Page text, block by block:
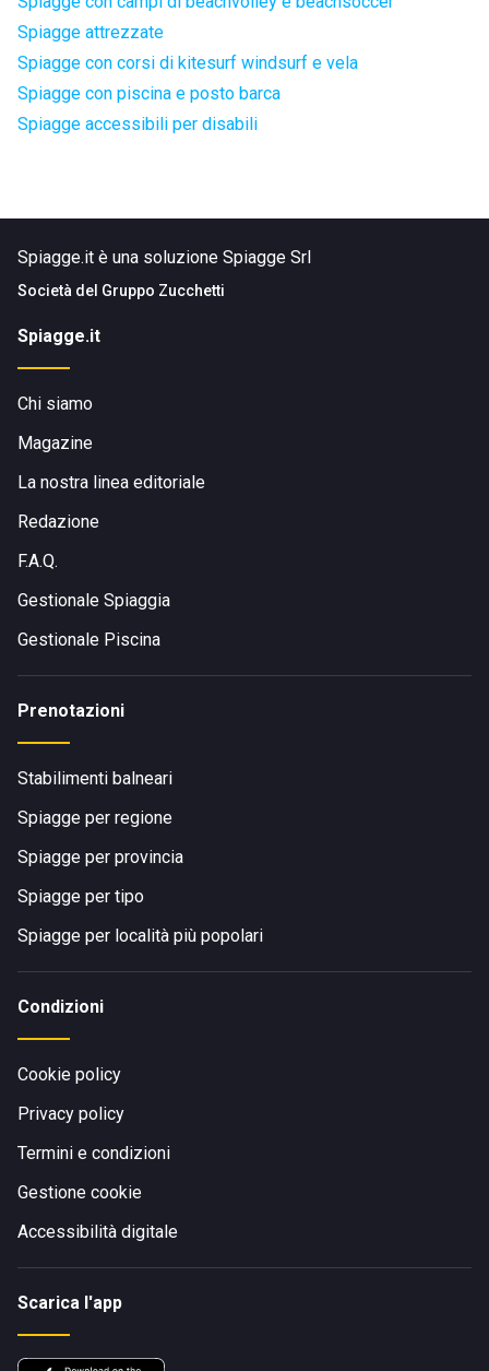
Spiagge attrezzate
Spiagge con corsi di kitesurf windsurf e vela
Spiagge con piscina e posto barca
Spiagge accessibili per disabili
Spiagge.it è una soluzione Spiagge Srl
Società del Gruppo Zucchetti
Spiagge.it
Chi siamo
Magazine
La nostra linea editoriale
Redazione
F.A.Q.
Gestionale Spiaggia
Gestionale Piscina
Prenotazioni
Stabilimenti balneari
Spiagge per regione
Spiagge per provincia
Spiagge per tipo
Spiagge per località più popolari
Condizioni
Cookie policy
Privacy policy
Termini e condizioni
Gestione cookie
Accessibilità digitale
Scarica l'app